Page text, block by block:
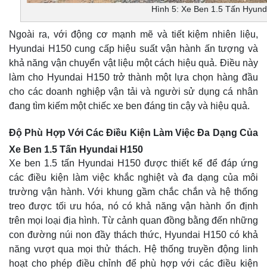
Hình 5: Xe Ben 1.5 Tấn
Ngoài ra, với động cơ mạnh mẽ và tiết kiệm nhiên liệu,
Hyundai H150 cung cấp hiệu suất vận hành ấn tượng và
khả năng vận chuyển vật liệu một cách hiệu quả. Điều này
làm cho Hyundai H150 trở thành một lựa chọn hàng đầu
cho các doanh nghiệp vận tải và người sử dụng cá nhân
đang tìm kiếm một chiếc xe ben đáng tin cậy và hiệu quả.
Độ Phù Hợp Với Các Điều Kiện Làm Việc Đa Dạng Của
Xe Ben 1.5 Tấn Hyundai H150
Xe ben 1.5 tấn Hyundai H150 được thiết kế để đáp ứng
các điều kiện làm việc khắc nghiệt và đa dạng của môi
trường vận hành. Với khung gầm chắc chắn và hệ thống
treo được tối ưu hóa, nó có khả năng vận hành ổn định
trên mọi loại địa hình. Từ cảnh quan đồng bằng đến những
con đường núi non đầy thách thức, Hyundai H150 có khả
năng vượt qua mọi thử thách. Hệ thống truyền động linh
hoạt cho phép điều chỉnh để phù hợp với các điều kiện